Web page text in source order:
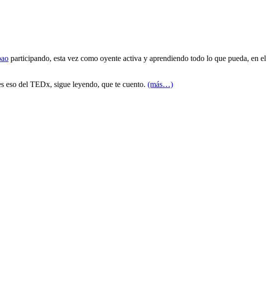
participando, esta vez como oyente activa y aprendiendo todo lo que pueda, en el
eso del TEDx, sigue leyendo, que te cuento. (más…)